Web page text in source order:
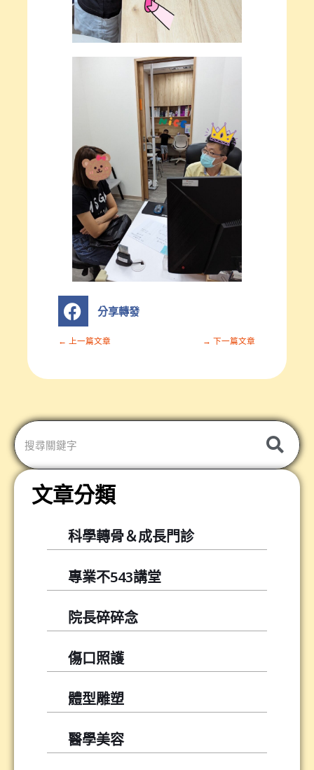
S
h
a
r
n
轉
分享轉發
← 上一篇文章 → 下一篇文章
文章分類
科學轉骨＆成長門診
專業不543講堂
院長碎碎念
傷口照護
體型雕塑
醫學美容